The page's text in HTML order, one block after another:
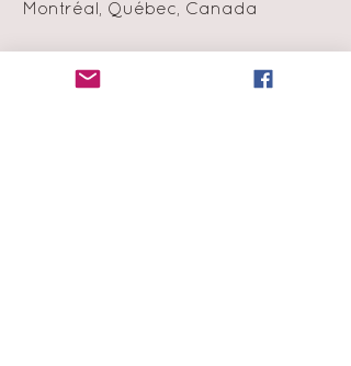
Montréal, Québec, Canada
Échange et remboursement